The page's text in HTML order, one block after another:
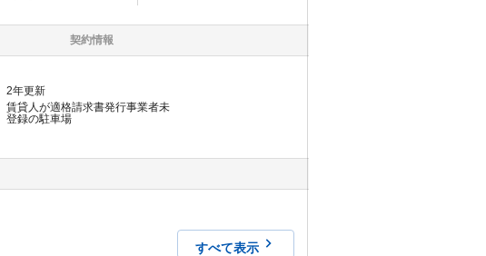
契約情報
2年更新
賃貸人が適格請求書発行事業者未
登録の駐車場
すべて表示